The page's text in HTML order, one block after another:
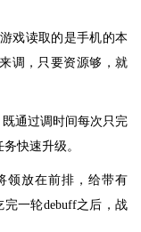
戏读取的是手机的本
调，只要资源够，就
通过调时间每次只完
快速升级。
领放在前排，给带有
一轮debuff之后，战